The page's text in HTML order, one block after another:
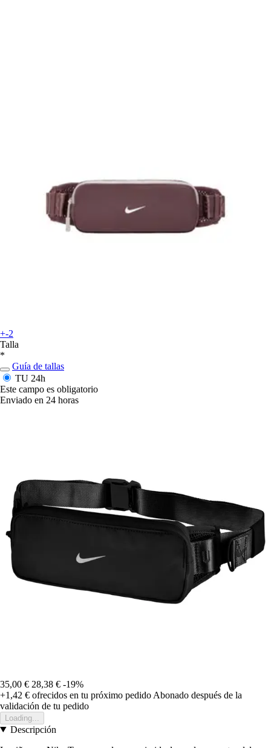
+-2
Talla
*
Guía de tallas
TU 24h
Este campo es obligatorio
Enviado en 24 horas
35,00 € 28,38 € -19%
+1,42 € ofrecidos en tu próximo pedido Abonado después de la
validación de tu pedido
Loading...
Descripción